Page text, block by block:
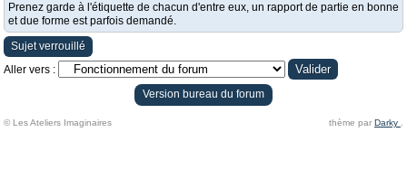
Prenez garde à l'étiquette de chacun d'entre eux, un rapport de partie en bonne
et due forme est parfois demandé.
Sujet verrouillé
Aller vers :
Version bureau du forum
© Les Ateliers Imaginaires thème par Darky